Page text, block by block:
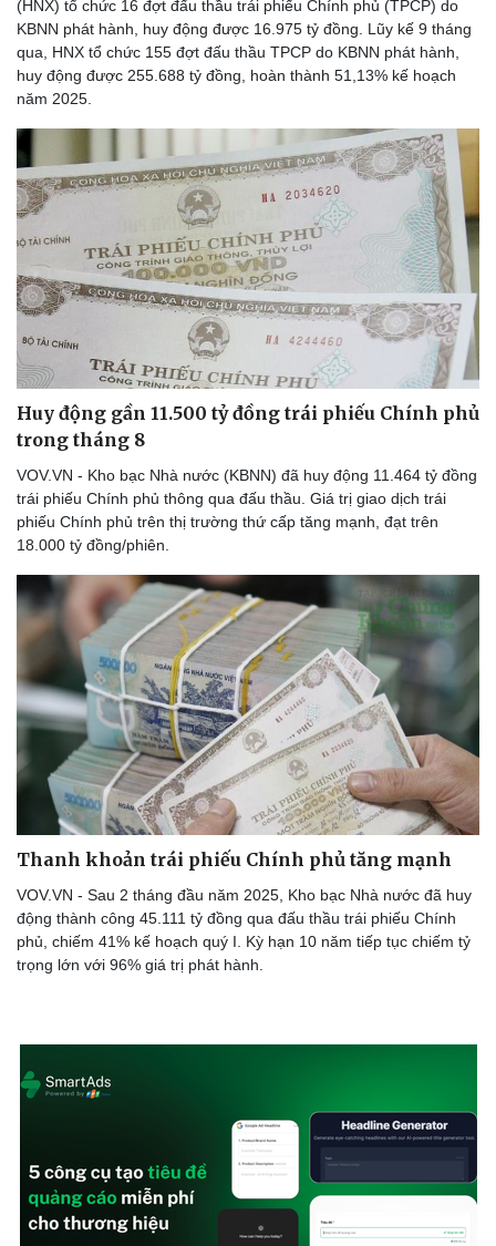
(HNX) tổ chức 16 đợt đấu thầu trái phiếu Chính phủ (TPCP) do
KBNN phát hành, huy động được 16.975 tỷ đồng. Lũy kế 9 tháng
qua, HNX tổ chức 155 đợt đấu thầu TPCP do KBNN phát hành,
huy động được 255.688 tỷ đồng, hoàn thành 51,13% kế hoạch
năm 2025.
Huy động gần 11.500 tỷ đồng trái phiếu Chính phủ
trong tháng 8
VOV.VN - Kho bạc Nhà nước (KBNN) đã huy động 11.464 tỷ đồng
trái phiếu Chính phủ thông qua đấu thầu. Giá trị giao dịch trái
phiếu Chính phủ trên thị trường thứ cấp tăng mạnh, đạt trên
18.000 tỷ đồng/phiên.
Thanh khoản trái phiếu Chính phủ tăng mạnh
VOV.VN - Sau 2 tháng đầu năm 2025, Kho bạc Nhà nước đã huy
động thành công 45.111 tỷ đồng qua đấu thầu trái phiếu Chính
phủ, chiếm 41% kế hoạch quý I. Kỳ hạn 10 năm tiếp tục chiếm tỷ
trọng lớn với 96% giá trị phát hành.